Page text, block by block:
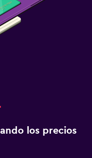
los precios